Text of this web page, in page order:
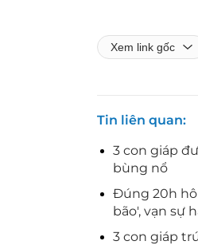
Xem link gốc
Tin liên quan
3 con giáp
bùng nổ
Đúng 20h
bão', vạn sự
3 con giáp